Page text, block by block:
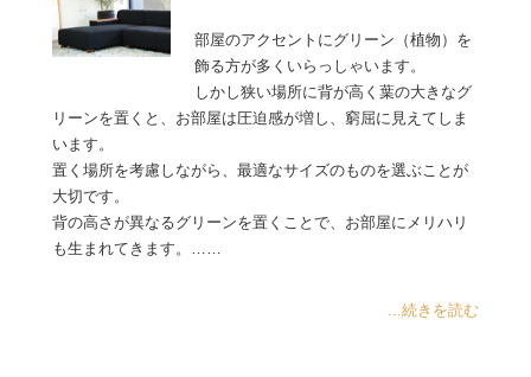
部屋のアクセントにグリーン（植物）を
飾る方が多くいらっしゃいます。
しかし狭い場所に背が高く葉の大きなグ
リーンを置くと、お部屋は圧迫感が増し、窮屈に見えてしま
います。
置く場所を考慮しながら、最適なサイズのものを選ぶことが
大切です。
背の高さが異なるグリーンを置くことで、お部屋にメリハリ
も生まれてきます。……
...続きを読む